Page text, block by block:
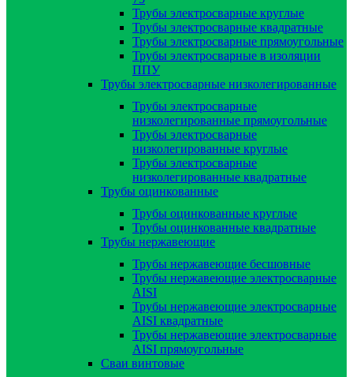
Трубы электросварные круглые
Трубы электросварные квадратные
Трубы электросварные прямоугольные
Трубы электросварные в изоляции
ППУ
Трубы электросварные низколегированные
Трубы электросварные
низколегированные прямоугольные
Трубы электросварные
низколегированные круглые
Трубы электросварные
низколегированные квадратные
Трубы оцинкованные
Трубы оцинкованные круглые
Трубы оцинкованные квадратные
Трубы нержавеющие
Трубы нержавеющие бесшовные
Трубы нержавеющие электросварные
AISI
Трубы нержавеющие электросварные
AISI квадратные
Трубы нержавеющие электросварные
AISI прямоугольные
Сваи винтовые